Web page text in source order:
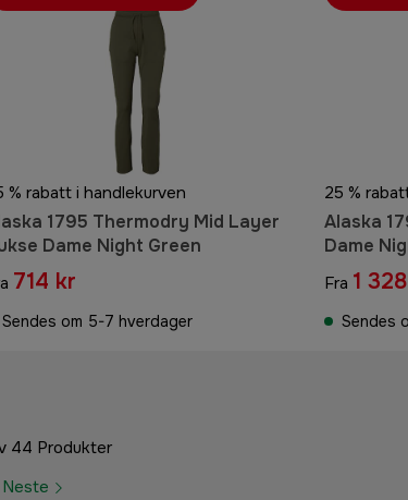
% rabatt i handlekurven
1795 Thermodry Mid Layer
Dame Night Green
714 kr
Sendes om 5-7 hverdager
25 %
Alaska
Dame
Fra 1
Sendes
44 Produkter
Neste